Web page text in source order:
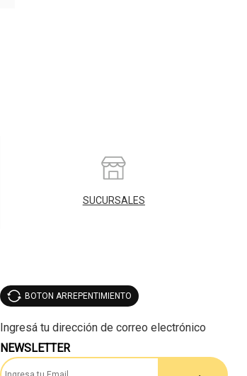
SUCURSALES
BOTON ARREPENTIMIENTO
NEWSLETTER